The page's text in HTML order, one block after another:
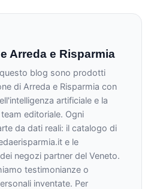
Arreda e Risparmia
blog sono prodotti
di Arreda e Risparmia con
artificiale e la
editoriale. Ogni
da dati reali: il catalogo di
e le
negozi partner del Veneto.
testimonianze o
inventate. Per